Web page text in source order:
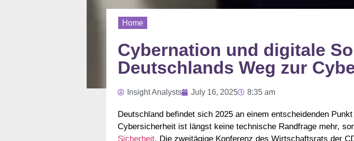
Home
Cybernation und digitale
Deutschlands Weg zur
Insight Analysts July 16, 2025 8:35 am
Deutschland befindet sich 2025 an einem entscheidenden
Cybersicherheit ist längst keine technische Randfrage mehr,
Sicherheit. Die zweitägige Konferenz des Wirtschaftsrats der